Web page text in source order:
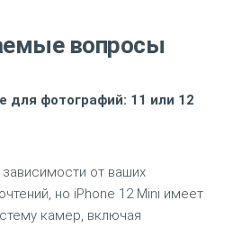
вопросы
для фотографий: 11 или 12
от ваших
но iPhone 12 Mini имеет
камер, включая